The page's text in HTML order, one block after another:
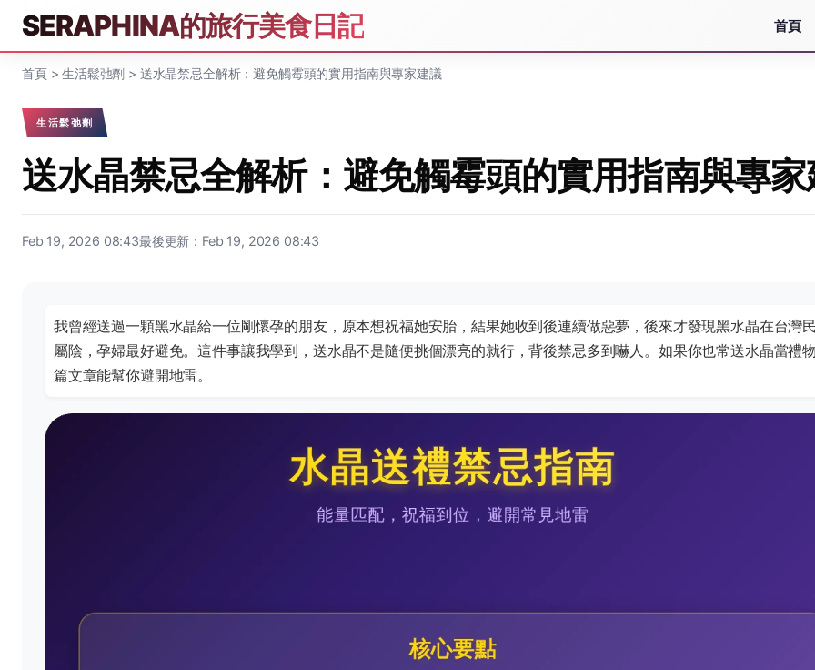
SERAPHINA的旅行美食日記 首頁
首頁>生活鬆弛劑 > 送水晶禁忌全解析：避免觸霉頭的實用指南與專家建議
生活鬆弛劑
送水晶禁忌全解析：避免觸霉頭的實用指南與專
Feb 19, 2026 08:43最後更新：Feb 19, 2026 08:43
我曾經送過一顆黑水晶給一位剛懷孕的朋友，原本想祝福她安胎，結果她收到後連續做惡夢，後來才發現黑水晶在台灣
屬陰，孕婦最好避免。這件事讓我學到，送水晶不是隨便挑個漂亮的就行，背後禁忌多到嚇人。如果你也常送水晶當禮
篇文章能幫你避開地雷。